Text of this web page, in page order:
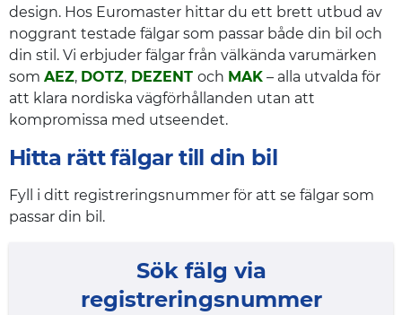
design. Hos Euromaster hittar du ett brett utbud av
noggrant testade fälgar som passar både din bil och
din stil. Vi erbjuder fälgar från välkända varumärken
som AEZ, DOTZ, DEZENT och MAK – alla utvalda för
att klara nordiska vägförhållanden utan att
kompromissa med utseendet.
Hitta rätt fälgar till din bil
Fyll i ditt registreringsnummer för att se fälgar som
passar din bil.
Sök fälg via
registreringsnummer